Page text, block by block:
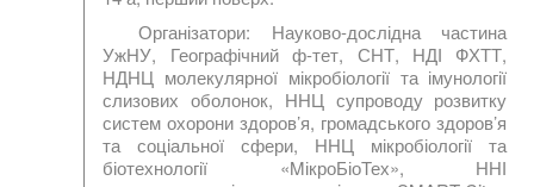
Організатори: Науково-дослідна частина
УжНУ, Географічний ф-тет, СНТ, НДІ ФХТТ,
НДНЦ молекулярної мікробіології та імунології
слизових оболонок, ННЦ супроводу розвитку
систем охорони здоров’я, громадського здоров’я
та соціальної сфери, ННЦ мікробіології та
біотехнології «MікроБіоТех», ННІ